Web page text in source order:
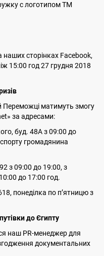
с логотипом ТМ
наших сторінках Facebook,
15:00 год 27 грудня 2018
Переможці матимуть змогу
за адресами:
буд. 48А з 09:00 до
громадянина
з 09:00 до 19:00, з
до 17:00 год.
понеділка по пʼятницю з
до Єгипту
наш PR-менеджер для
документальних